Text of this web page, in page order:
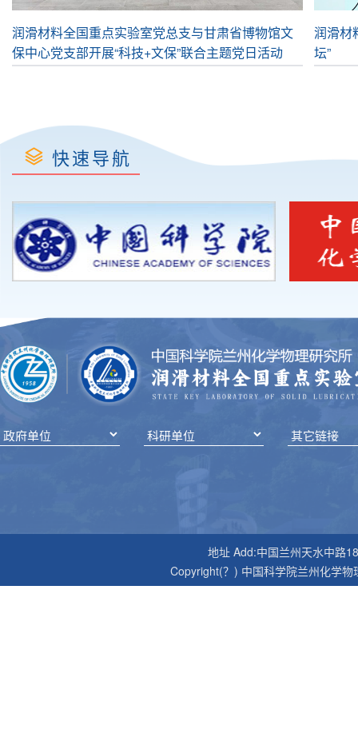
润滑材料全国重点实验室党总支与甘肃省博物馆文
保中心党支部开展“科技+文保”联合主题党日活动
润滑材
坛”
快速导航
地址 Add:中国兰州天水中路
Copyright(？) 中国科学院兰州化学